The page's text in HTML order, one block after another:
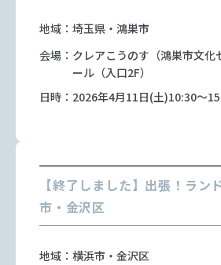
地域：埼玉県・鴻巣市
会場：クレアこうのす（鴻巣市文化
ール（入口2F）
日時：2026年4月11日(土)10:30～
【終了しました】出張！ラン
市・金沢区
地域：横浜市・金沢区